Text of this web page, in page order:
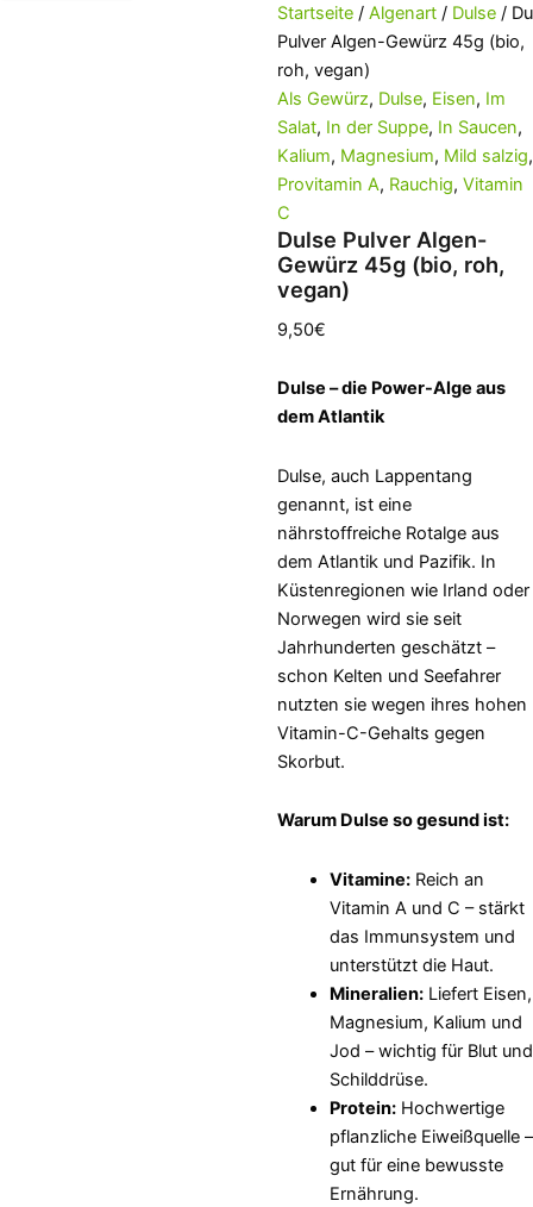
Startseite/ Algenart/ Dulse/
Pulver Algen-Gewürz 45g (bio,
roh, vegan)
Als Gewürz, Dulse, Eisen, Im
Salat, In der Suppe, In Saucen,
Kalium, Magnesium, Mild salzig,
Provitamin A, Rauchig, Vitamin
C
Dulse Pulver Algen-
Gewürz 45g (bio, roh,
vegan)
9,50€
Dulse – die Power-Alge aus
dem Atlantik
Dulse, auch Lappentang
genannt, ist eine
nährstoffreiche Rotalge aus
dem Atlantik und Pazifik. In
Küstenregionen wie Irland oder
Norwegen wird sie seit
Jahrhunderten geschätzt –
schon Kelten und Seefahrer
nutzten sie wegen ihres hohen
Vitamin-C-Gehalts gegen
Skorbut.
Warum Dulse so gesund ist:
Vitamine:Reich an
Vitamin A und C – stärkt
das Immunsystem und
unterstützt die Haut.
Mineralien:Liefert Eisen,
Magnesium, Kalium und
Jod – wichtig für Blut und
Schilddrüse.
Protein:Hochwertige
pflanzliche Eiweißquelle –
gut für eine bewusste
Ernährung.